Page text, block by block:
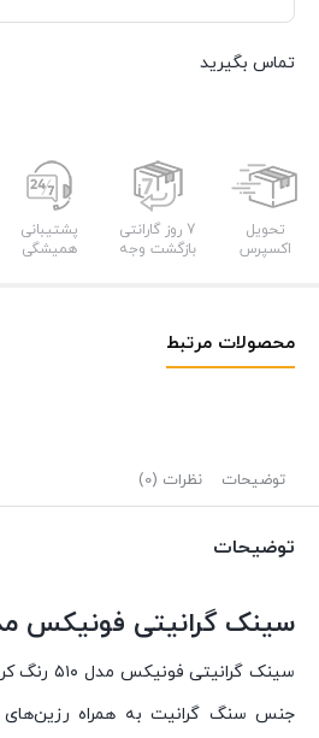
تماس بگیرید
تحویل
اکسپرس
7 روز گارانتی
بازگشت وجه
پشتیبانی
همیشگی
محصولات مرتبط
توضیحات نظرات (0)
توضیحات
سینک گرانیتی فونیکس مدل ۵۱۰ رنگ
سینک
جنس سنگ گرانیت به همراه